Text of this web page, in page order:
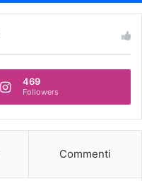
469
Followers
Commenti